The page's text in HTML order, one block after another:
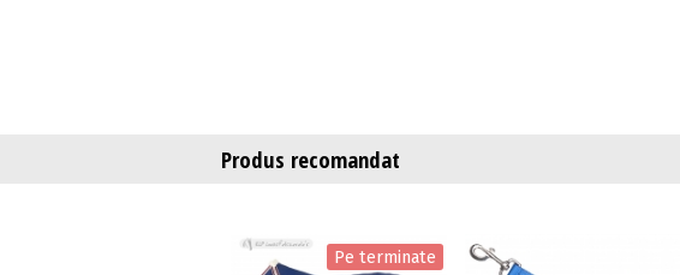
Produs recomandat
Pe terminate